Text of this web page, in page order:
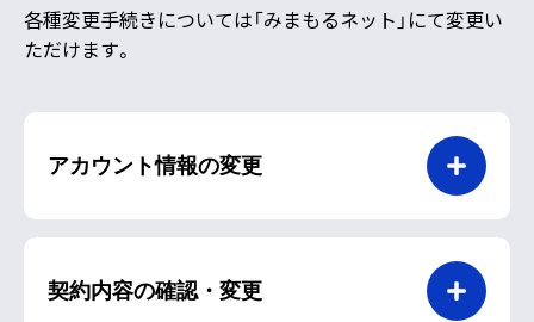
各種変更手続きについては「みまもるネット」にて変更い
ただけます。
アカウント情報の変更
契約内容の確認・変更